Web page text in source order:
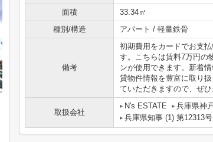
面積
33.34㎡
種別/構造
アパート / 軽量鉄骨
備考
初期費用をカードでお支
す。こちらは賃料7万円の
ンが使用できます。新着
貸物件情報を豊富に取り
ていただきますので、ぜひ
取扱会社
N's ESTATE 兵庫県神
兵庫県知事 (1) 第12313号